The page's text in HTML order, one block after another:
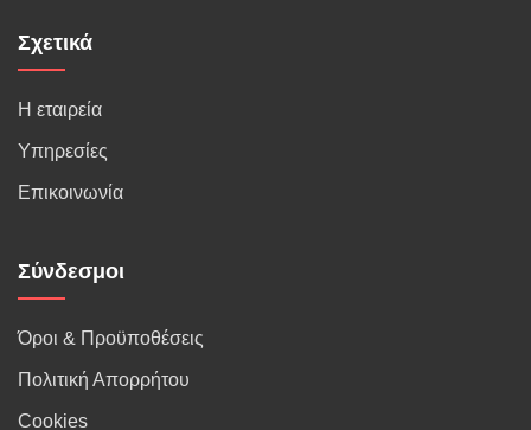
Σχετικά
Η εταιρεία
Υπηρεσίες
Επικοινωνία
Σύνδεσμοι
Όροι & Προϋποθέσεις
Πολιτική Απορρήτου
Cookies